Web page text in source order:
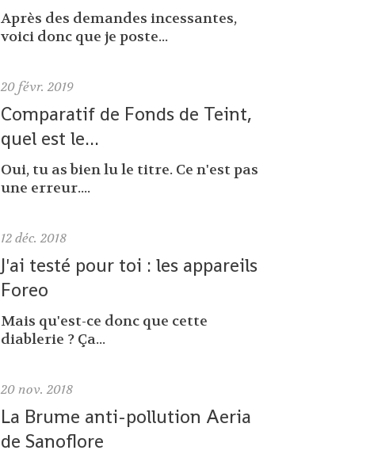
Après des demandes incessantes,
voici donc que je poste...
20 févr. 2019
Comparatif de Fonds de Teint,
quel est le...
Oui, tu as bien lu le titre. Ce n'est pas
une erreur....
12 déc. 2018
J'ai testé pour toi : les appareils
Foreo
Mais qu'est-ce donc que cette
diablerie ? Ça...
20 nov. 2018
La Brume anti-pollution Aeria
de Sanoflore